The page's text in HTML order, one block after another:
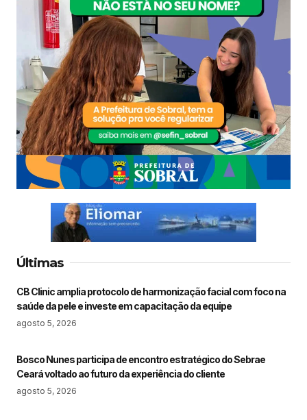
Últimas
CB Clinic amplia protocolo de harmonização facial com foco na
saúde da pele e investe em capacitação da equipe
agosto 5, 2026
Bosco Nunes participa de encontro estratégico do Sebrae
Ceará voltado ao futuro da experiência do cliente
agosto 5, 2026